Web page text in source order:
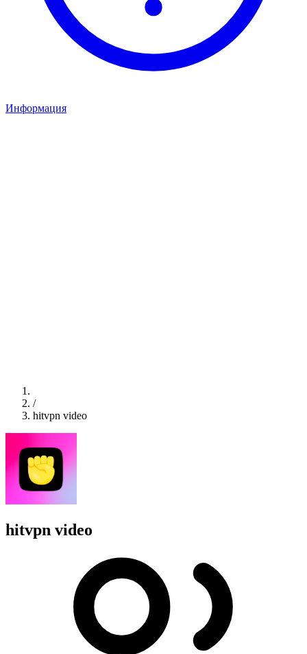
Информация
/
hitvpn video
hitvpn video